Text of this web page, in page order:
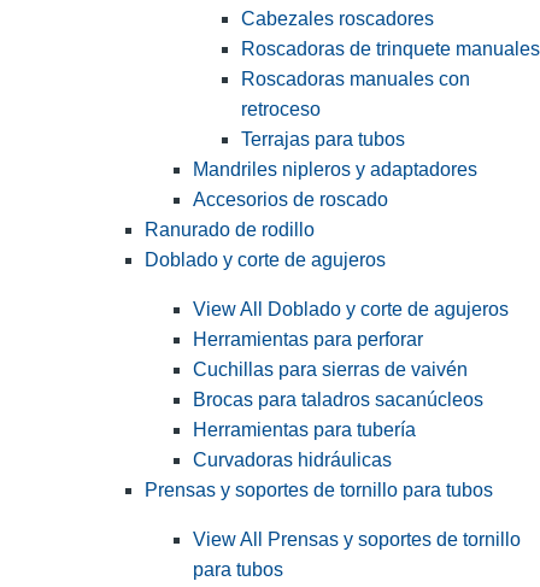
Cabezales roscadores
Roscadoras de trinquete manuales
Roscadoras manuales con
retroceso
Terrajas para tubos
Mandriles nipleros y adaptadores
Accesorios de roscado
Ranurado de rodillo
Doblado y corte de agujeros
View All Doblado y corte de agujeros
Herramientas para perforar
Cuchillas para sierras de vaivén
Brocas para taladros sacanúcleos
Herramientas para tubería
Curvadoras hidráulicas
Prensas y soportes de tornillo para tubos
View All Prensas y soportes de tornillo
para tubos